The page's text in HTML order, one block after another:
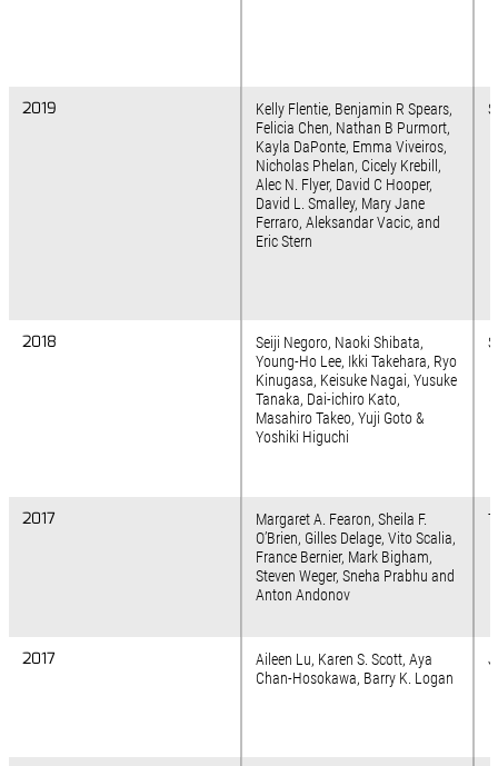
2019
2018
2017
2017
2019
Kelly Flentie, Benjamin R Spears,
Felicia Chen, Nathan B Purmort,
Kayla DaPonte, Emma Viveiros,
Nicholas Phelan, Cicely Krebill,
Alec N. Flyer, David C Hooper,
David L. Smalley, Mary Jane
Ferraro, Aleksandar Vacic, and
Eric Stern
2018
Seiji Negoro, Naoki Shibata,
Young-Ho Lee, Ikki Takehara, Ryo
Kinugasa, Keisuke Nagai, Yusuke
Tanaka, Dai-ichiro Kato,
Masahiro Takeo, Yuji Goto &
Yoshiki Higuchi
2017
Margaret A. Fearon, Sheila F.
O’Brien, Gilles Delage, Vito Scalia,
France Bernier, Mark Bigham,
Steven Weger, Sneha Prabhu and
Anton Andonov
2017
Aileen Lu, Karen S. Scott, Aya
Chan-Hosokawa, Barry K. Logan